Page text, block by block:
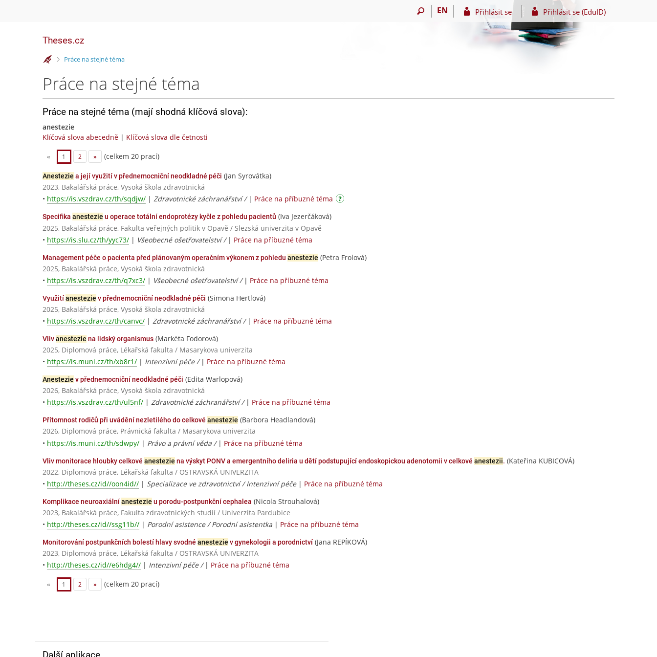
EN Přihlásit se Přihlásit se (EduID)
Theses.cz
>Práce na stejné téma
Práce na stejné téma
Práce na stejné téma (mají shodná klíčová slova):
anestezie
Klíčová slova abecedně | Klíčová slova dle četnosti
« 1 2 » (celkem 20 prací)
Anestezie a její využití v přednemocniční neodkladné péči (Jan Syrovátka)
2023, Bakalářská práce, Vysoká škola zdravotnická
• https://is.vszdrav.cz/th/sqdjw/ | Zdravotnické záchranářství / | Práce na příbuzné téma
Specifika anestezie u operace totální endoprotézy kyčle z pohledu pacientů (Iva Jezerčáková)
2025, Bakalářská práce, Fakulta veřejných politik v Opavě / Slezská univerzita v Opavě
• https://is.slu.cz/th/yyc73/ | Všeobecné ošetřovatelství / | Práce na příbuzné téma
Management péče o pacienta před plánovaným operačním výkonem z pohledu anestezie (Petra Frolová)
2025, Bakalářská práce, Vysoká škola zdravotnická
• https://is.vszdrav.cz/th/q7xc3/ | Všeobecné ošetřovatelství / | Práce na příbuzné téma
Využitíanestezie v přednemocniční neodkladné péči (Simona Hertlová)
2025, Bakalářská práce, Vysoká škola zdravotnická
• https://is.vszdrav.cz/th/canvc/ | Zdravotnické záchranářství / | Práce na příbuzné téma
Vlivanestezie na lidský organismus (Markéta Fodorová)
2025, Diplomová práce, Lékařská fakulta / Masarykova univerzita
• https://is.muni.cz/th/xb8r1/ | Intenzivní péče / | Práce na příbuzné téma
Anestezie v přednemocniční neodkladné péči (Edita Warlopová)
2026, Bakalářská práce, Vysoká škola zdravotnická
• https://is.vszdrav.cz/th/ul5nf/ | Zdravotnické záchranářství / | Práce na příbuzné téma
Přítomnost rodičů při uvádění nezletilého do celkové anestezie (Barbora Headlandová)
2026, Diplomová práce, Právnická fakulta / Masarykova univerzita
• https://is.muni.cz/th/sdwpy/ | Právo a právní věda / | Práce na příbuzné téma
Vliv monitorace hloubky celkové anestezie na výskyt PONV a emergentního deliria u dětí podstupující endoskopickou adenotomii v celkové anestezii. (Kateřina KUBICOVÁ)
2022, Diplomová práce, Lékařská fakulta / OSTRAVSKÁ UNIVERZITA
• http://theses.cz/id//oon4id// | Specializace ve zdravotnictví / Intenzivní péče| Práce na příbuzné téma
Komplikace neuroaxiálníanestezie u porodu-postpunkční cephalea (Nicola Strouhalová)
2023, Bakalářská práce, Fakulta zdravotnických studií / Univerzita Pardubice
• http://theses.cz/id//ssg11b// | Porodní asistence / Porodní asistentka | Práce na příbuzné téma
Monitorování postpunkčních bolestí hlavy svodné anestezie v gynekologii a porodnictví (Jana REPÍKOVÁ)
2023, Diplomová práce, Lékařská fakulta / OSTRAVSKÁ UNIVERZITA
• http://theses.cz/id//e6hdg4// | Intenzivní péče / | Práce na příbuzné téma
« 1 2 » (celkem 20 prací)